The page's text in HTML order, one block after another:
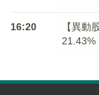
16:20
【異動
21.43%